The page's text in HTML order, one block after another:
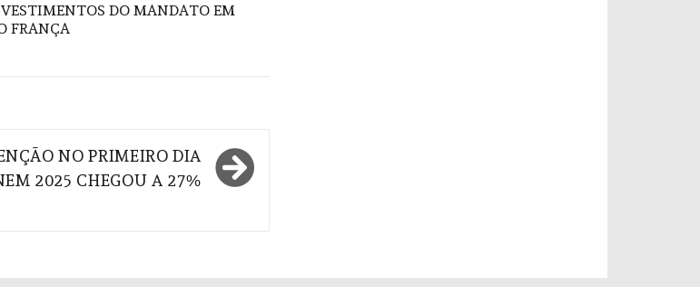
DO MANDATO EM
FRANÇA
NO PRIMEIRO DIA
2025 CHEGOU A 27%